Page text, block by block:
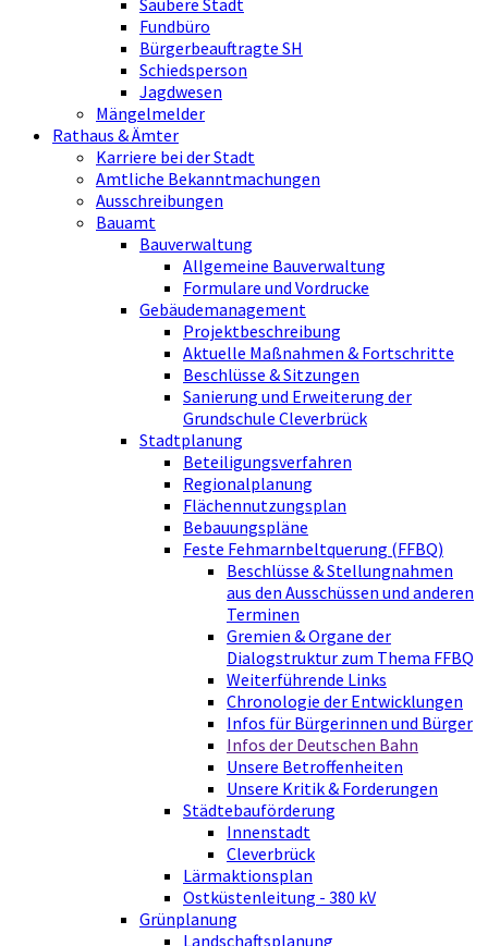
Fundbüro
Bürgerbeauftragte SH
Schiedsperson
Jagdwesen
Mängelmelder
Rathaus & Ämter
Karriere bei der Stadt
Amtliche Bekanntmachungen
Ausschreibungen
Bauamt
Bauverwaltung
Allgemeine Bauverwaltung
Formulare und Vordrucke
Gebäudemanagement
Projektbeschreibung
Aktuelle Maßnahmen & Fortschritte
Beschlüsse & Sitzungen
Sanierung und Erweiterung der
Grundschule Cleverbrück
Stadtplanung
Beteiligungsverfahren
Regionalplanung
Flächennutzungsplan
Bebauungspläne
Feste Fehmarnbeltquerung (FFBQ)
Beschlüsse & Stellungnahmen
aus den Ausschüssen und anderen
Terminen
Gremien & Organe der
Dialogstruktur zum Thema FFBQ
Weiterführende Links
Chronologie der Entwicklungen
Infos für Bürgerinnen und Bürger
Infos der Deutschen Bahn
Unsere Betroffenheiten
Unsere Kritik & Forderungen
Städtebauförderung
Innenstadt
Cleverbrück
Lärmaktionsplan
Ostküstenleitung - 380 kV
Grünplanung
Landschaftsplanung